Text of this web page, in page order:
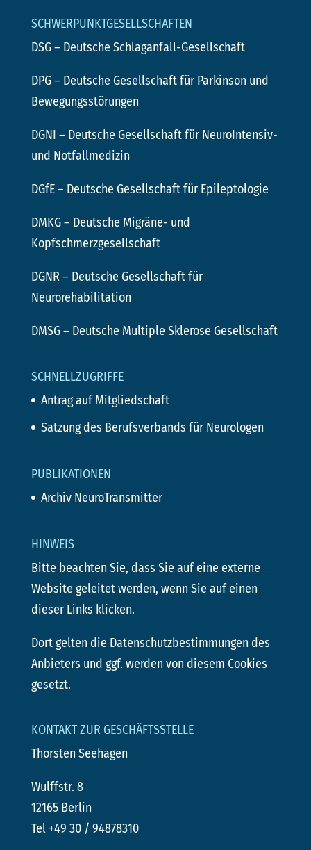
SCHWERPUNKTGESELLSCHAFTEN
DSG– Deutsche Schlaganfall-Gesellschaft
DPG– Deutsche Gesellschaft für Parkinson und
Bewegungsstörungen
DGNI – Deutsche Gesellschaft für NeuroIntensiv-
und Notfallmedizin
DGfE– Deutsche Gesellschaft für Epileptologie
DMKG– Deutsche Migräne- und
Kopfschmerzgesellschaft
DGNR– Deutsche Gesellschaft für
Neurorehabilitation
DMSG– Deutsche Multiple Sklerose Gesellschaft
SCHNELLZUGRIFFE
Antrag auf Mitgliedschaft
Satzung des Berufsverbands für Neurologen
PUBLIKATIONEN
Archiv NeuroTransmitter
HINWEIS
Bitte beachten Sie, dass Sie auf eine externe
Website geleitet werden, wenn Sie auf einen
dieser Links klicken.
Dort gelten die Datenschutzbestimmungen des
Anbieters und ggf. werden von diesem Cookies
gesetzt.
KONTAKT ZUR GESCHÄFTSSTELLE
Thorsten Seehagen
Wulffstr. 8
12165 Berlin
Tel +49 30 / 94878310